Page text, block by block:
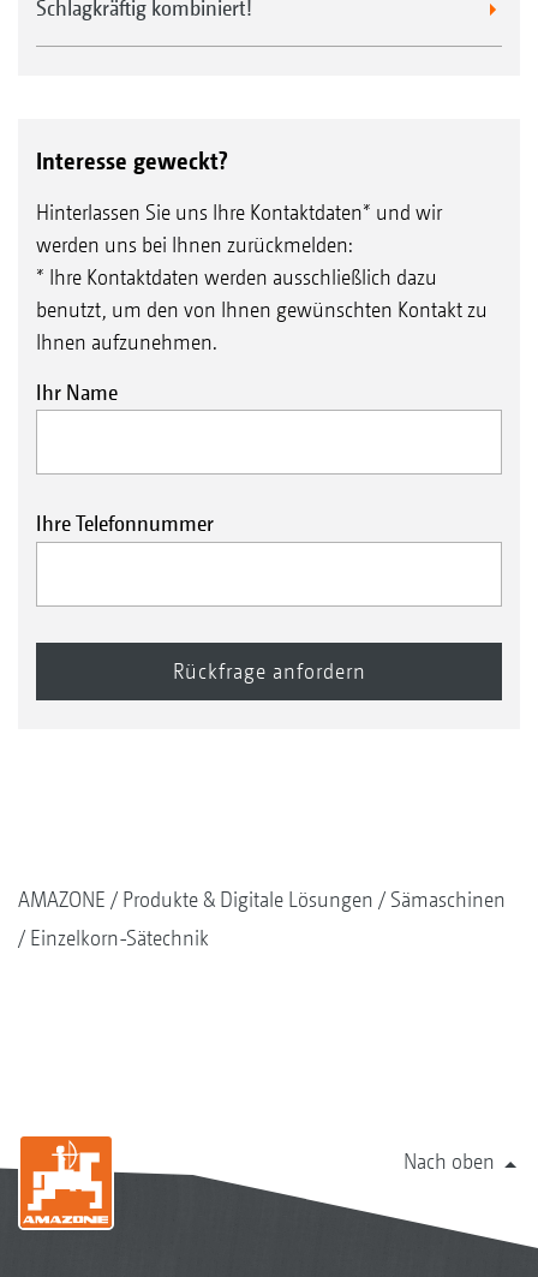
Schlagkräftig kombiniert!
Interesse geweckt?
Hinterlassen Sie uns Ihre Kontaktdaten* und wir
werden uns bei Ihnen zurückmelden:
* Ihre Kontaktdaten werden ausschließlich dazu
benutzt, um den von Ihnen gewünschten Kontakt zu
Ihnen aufzunehmen.
Ihr Name
Ihre Telefonnummer
AMAZONE Produkte & Digitale Lösungen
Sämaschinen
Einzelkorn-Sätechnik
Nach oben